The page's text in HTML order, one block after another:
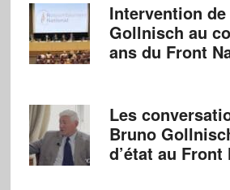
Intervention
Gollnisch au
ans du Front
Les
Bruno
d’état au Front